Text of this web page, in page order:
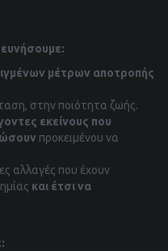
μέτρων αποτροπής
στην ποιότητα ζωής.
εκείνους που
προκειμένου να
αλλαγές που έχουν
και έτσι να